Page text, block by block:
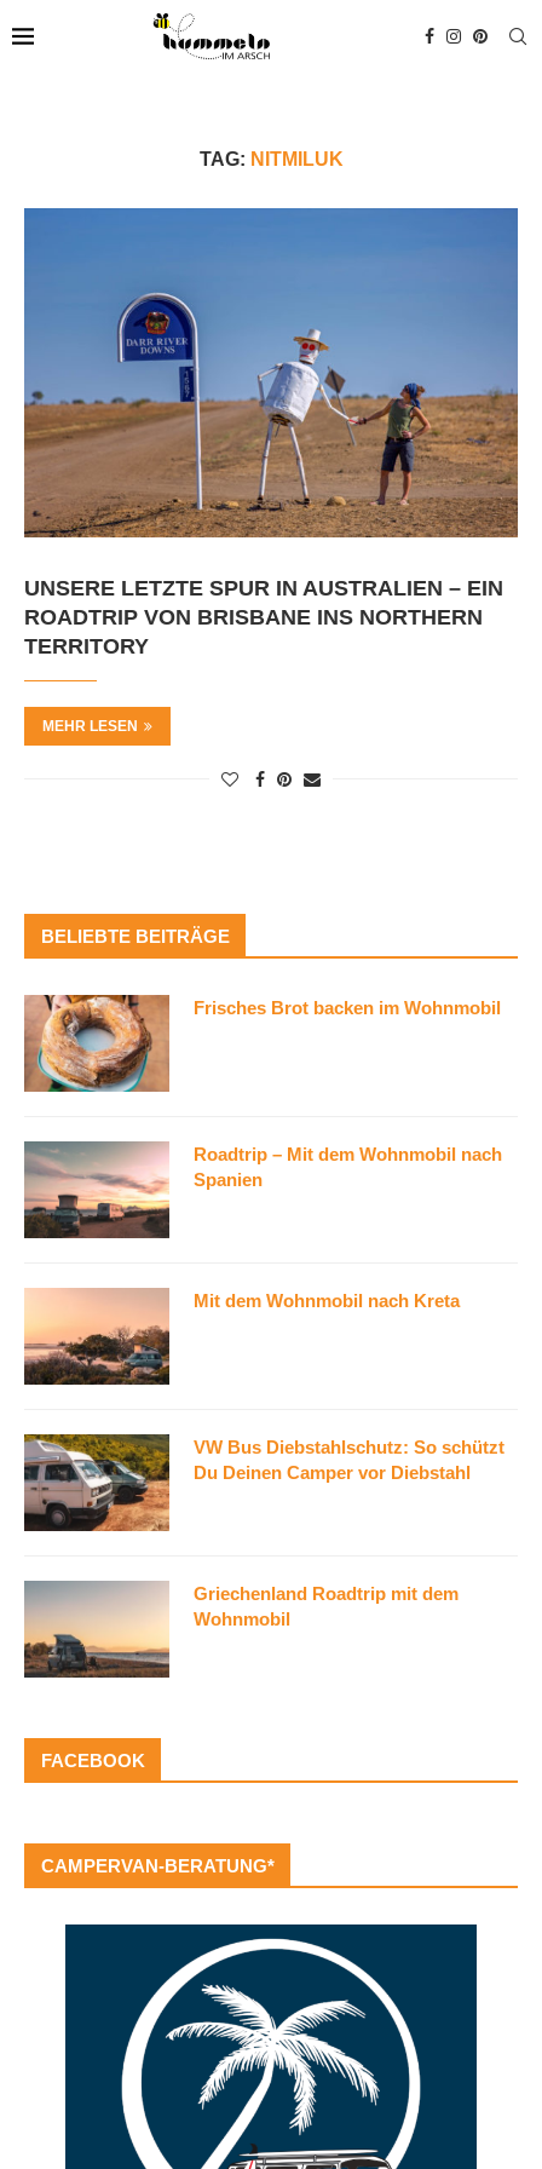
TAG: NITMILUK
UNSERE LETZTE SPUR IN AUSTRALIEN – EIN
ROADTRIP VON BRISBANE INS NORTHERN
TERRITORY
MEHR LESEN
BELIEBTE BEITRÄGE
Frisches Brot backen im Wohnmobil
Roadtrip – Mit dem Wohnmobil nach
Spanien
Mit dem Wohnmobil nach Kreta
VW Bus Diebstahlschutz: So schützt
Du Deinen Camper vor Diebstahl
Griechenland Roadtrip mit dem
Wohnmobil
FACEBOOK
CAMPERVAN-BERATUNG*